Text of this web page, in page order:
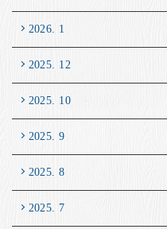
2026. 1
2025. 12
2025. 10
2025. 9
2025. 8
2025. 7